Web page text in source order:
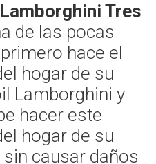
Tres
de las pocas
hace el
hogar de su
Lamborghini y
hacer este
hogar de su
causar daños